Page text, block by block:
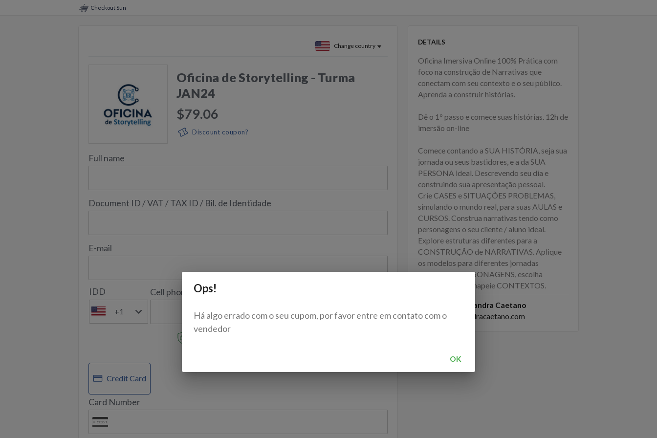
Checkout Sun
Change country
Oficina de Storytelling - Turma
JAN24
$79.06
Discount coupon?
Full name
Document ID / VAT / TAX ID / Bil. de Identidade
E-mail
IDD
+1
Cell phone
Credit Card
Card Number
DETAILS
Oficina Imersiva Online 100% Prática com
foco na construção de Narrativas que
conectam com seu contexto e o seu público.
Aprenda a construir histórias.
Dê o 1º passo e comece suas histórias. 12h de
imersão on-line
Comece contando a SUA HISTÓRIA, seja sua
jornada ou seus bastidores, e a da SUA
PERSONA ideal. Descrevendo seu dia e
construindo sua apresentação pessoal.
Crie CASES e SITUAÇÕES PROBLEMAS,
simulando o mundo real, para suas AULAS e
CURSOS. Construa narrativas tendo como
personagens o seu cliente / aluno ideal.
Explore estruturas diferentes para a
CONSTRUÇÃO de NARRATIVAS. Aplique
os modelos para diferentes jornadas
Desenvolva PERSONAGENS, escolha
ARQUÉTIPOS, mapeie CONTEXTOS.
Alexandra Caetano
contato@alexandracaetano.com
Ops!
Há algo errado com o seu cupom, por favor entre em contato com o
vendedor
OK